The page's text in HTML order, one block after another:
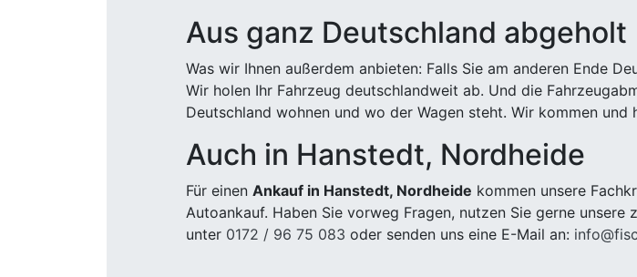
Aus ganz Deutschland abgeholt
Was wir Ihnen außerdem anbieten: Falls Sie am anderen Ende
Wir holen Ihr Fahrzeug deutschlandweit ab. Und die
Deutschland wohnen und wo der Wagen steht. Wir kommen
Auch in Hanstedt, Nordheide
Für einen Ankauf in Hanstedt, Nordheide kommen unsere
Autoankauf. Haben Sie vorweg Fragen, nutzen Sie gerne unsere
unter 0172 / 96 75 083 oder senden uns eine E-Mail an: